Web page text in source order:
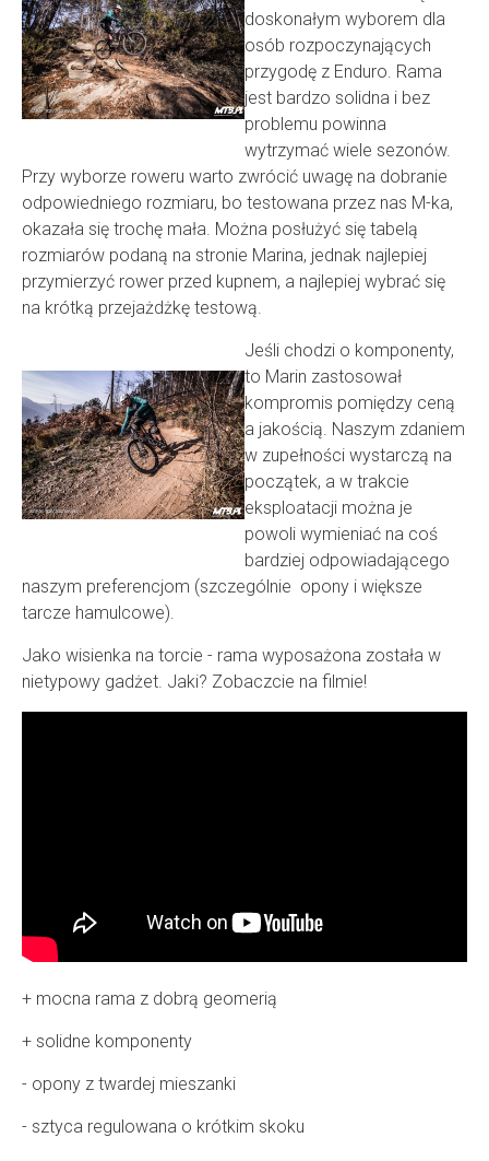
doskonałym wyborem dla
osób rozpoczynających
przygodę z Enduro. Rama
jest bardzo solidna i bez
problemu powinna
wytrzymać wiele sezonów.
Przy wyborze roweru warto zwrócić uwagę na dobranie
odpowiedniego rozmiaru, bo testowana przez nas M-ka,
okazała się trochę mała. Można posłużyć się tabelą
rozmiarów podaną na stronie Marina, jednak najlepiej
przymierzyć rower przed kupnem, a najlepiej wybrać się
na krótką przejażdżkę testową.
Jeśli chodzi o komponenty,
to Marin zastosował
kompromis pomiędzy ceną
a jakością. Naszym zdaniem
w zupełności wystarczą na
początek, a w trakcie
eksploatacji można je
powoli wymieniać na coś
bardziej odpowiadającego
naszym preferencjom (szczególnie opony i większe
tarcze hamulcowe).
Jako wisienka na torcie - rama wyposażona została w
nietypowy gadżet. Jaki? Zobaczcie na filmie!
+ mocna rama z dobrą geomerią
+ solidne komponenty
- opony z twardej mieszanki
- sztyca regulowana o krótkim skoku